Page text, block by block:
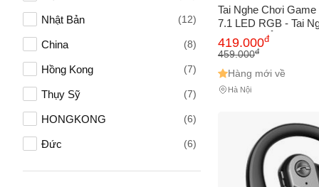
Nhật Bản (12)
China (8)
Hồng Kong (7)
Thụy Sỹ (7)
HONGKONG (6)
Đức (6)
Đan Mạch (6)
Tai Nghe Chơi
7.1 LED RGB - Tai
Đen Cam, Âm Thanh
Mic Có Thể Uốn, Phụ
419.000đ
459.000đ
Hàng mới về
Hà Nội
Vấn đề